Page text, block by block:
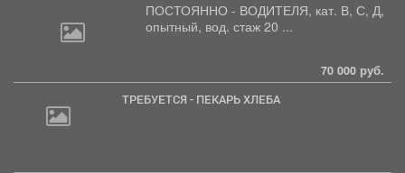
ПОСТОЯННО - ВОДИТЕЛЯ, кат. В, С, Д,
опытный, вод. стаж 20 ...
70 000 руб.
ТРЕБУЕТСЯ - ПЕКАРЬ ХЛЕБА